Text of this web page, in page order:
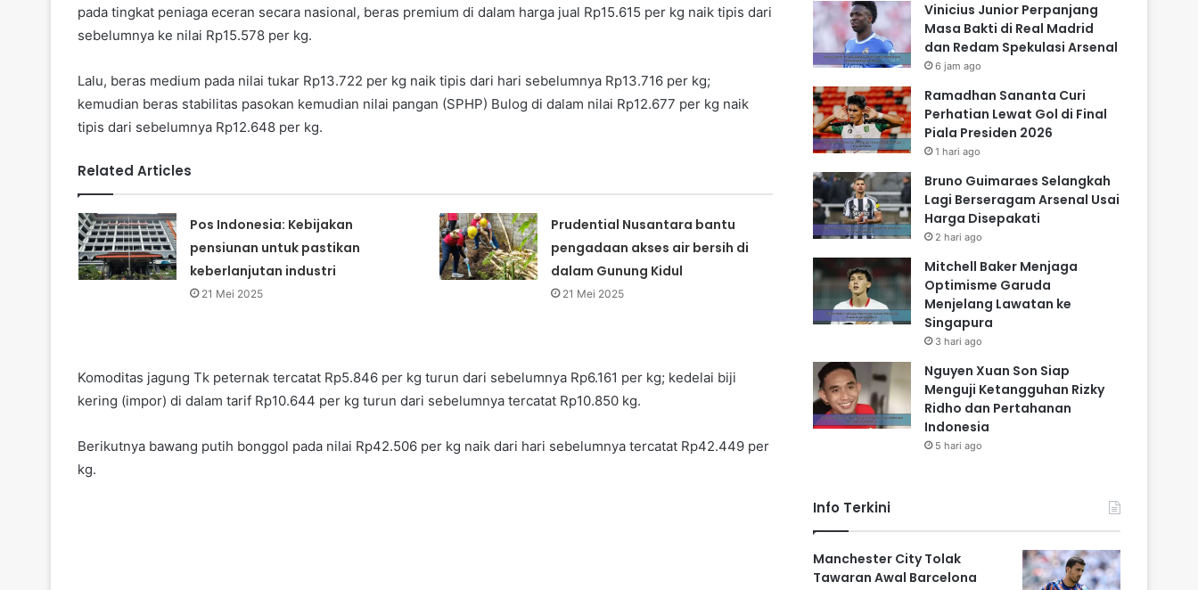
pada tingkat peniaga eceran secara nasional, beras premium di dalam harga jual Rp15.615 per kg naik tipis dari
sebelumnya ke nilai Rp15.578 per kg.
Lalu, beras medium pada nilai tukar Rp13.722 per kg naik tipis dari hari sebelumnya Rp13.716 per kg;
kemudian beras stabilitas pasokan kemudian nilai pangan (SPHP) Bulog di dalam nilai Rp12.677 per kg naik
tipis dari sebelumnya Rp12.648 per kg.
Related Articles
Pos Indonesia: Kebijakan
pensiunan untuk pastikan
keberlanjutan industri
21 Mei 2025
Prudential Nusantara bantu
pengadaan akses air bersih di
dalam Gunung Kidul
21 Mei 2025
Komoditas jagung Tk peternak tercatat Rp5.846 per kg turun dari sebelumnya Rp6.161 per kg; kedelai biji
kering (impor) di dalam tarif Rp10.644 per kg turun dari sebelumnya tercatat Rp10.850 kg.
Berikutnya bawang putih bonggol pada nilai Rp42.506 per kg naik dari hari sebelumnya tercatat Rp42.449 per
kg.
Vinicius Junior Perpanjang
Masa Bakti di Real Madrid
dan Redam Spekulasi Arsenal
6 jam ago
Ramadhan Sananta Curi
Perhatian Lewat Gol di Final
Piala Presiden 2026
1 hari ago
Bruno Guimaraes Selangkah
Lagi Berseragam Arsenal Usai
Harga Disepakati
2 hari ago
Mitchell Baker Menjaga
Optimisme Garuda
Menjelang Lawatan ke
Singapura
3 hari ago
Nguyen Xuan Son Siap
Menguji Ketangguhan Rizky
Ridho dan Pertahanan
Indonesia
5 hari ago
Info Terkini
Manchester City Tolak
Tawaran Awal Barcelona